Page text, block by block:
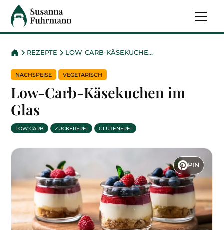
REZEPTE LOW-CARB-KÄSEKUCHEN IM GLAS
NACHSPEISE VEGETARISCH
Low-Carb-Käsekuchen im
Glas
LOW CARB ZUCKERFREI GLUTENFREI
PIN